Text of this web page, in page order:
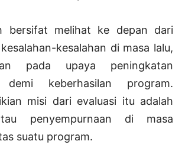
bersifat melihat ke depan dari
kesalahan di masa lalu,
pada upaya peningkatan
demi keberhasilan program.
misi dari evaluasi itu adalah
penyempurnaan di masa
suatu program.